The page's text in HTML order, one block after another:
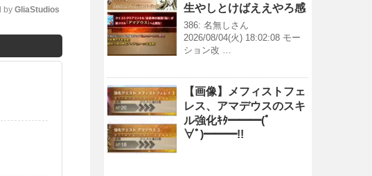
by GliaStudios
生やしとけばええやろ感
386: 名無しさん
2026/08/04(火) 18:02:08 モー
ション改 …
【画像】メフィストフェ
レス、アマデウスのスキ
ル強化ｷﾀ━━━(ﾟ
∀ﾟ)━━━!!